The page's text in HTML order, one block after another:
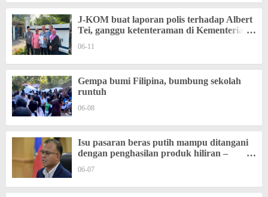
J-KOM buat laporan polis terhadap Albert
Tei, ganggu ketenteraman di Kementerian
06-11
Gempa bumi Filipina, bumbung sekolah
runtuh
06-08
Isu pasaran beras putih mampu ditangani
dengan penghasilan produk hiliran –
06-07